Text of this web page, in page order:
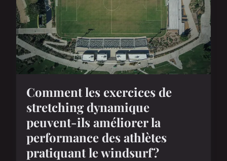
Comment les exercices de
stretching dynamique
peuvent-ils améliorer la
performance des athlètes
pratiquant le windsurf?